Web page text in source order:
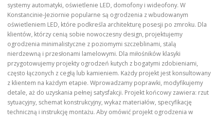
systemy automatyki, oświetlenie LED, domofony i wideofony. W
Konstancinie-Jeziornie popularne są ogrodzenia z wbudowanym
oświetleniem LED, które podkreśla architekturę posesji po zmroku. Dla
klientów, którzy cenią sobie nowoczesny design, projektujemy
ogrodzenia minimalistyczne z poziomymi szczeblinami, stalą
nierdzewną i przesłonami lamelowymi. Dla miłośników klasyki
przygotowujemy projekty ogrodzeń kutych z bogatymi zdobieniami,
często łączonych z cegłą lub kamieniem. Każdy projekt jest konsultowany
z klientem na każdym etapie. Wprowadzamy poprawki, modyfikujemy
detale, aż do uzyskania pełnej satysfakcji. Projekt końcowy zawiera: rzut
sytuacyjny, schemat konstrukcyjny, wykaz materiałów, specyfikację
techniczną i instrukcję montażu. Aby omówić projekt ogrodzenia w